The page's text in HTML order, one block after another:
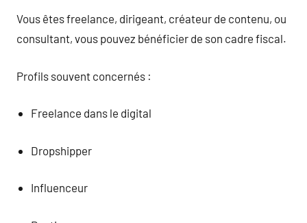
Vous êtes freelance, dirigeant, créateur de contenu, ou
consultant, vous pouvez bénéficier de son cadre fiscal.
Profils souvent concernés :
Freelance dans le digital
Dropshipper
Influenceur